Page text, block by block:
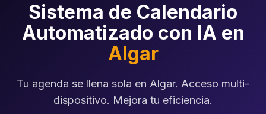
Sistema de Calendario
Automatizado con IA en
Algar
Tu agenda se llena sola en Algar. Acceso multi-
dispositivo. Mejora tu eficiencia.